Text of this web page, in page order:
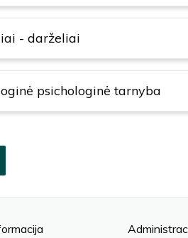
- darželiai
psichologinė tarnyba